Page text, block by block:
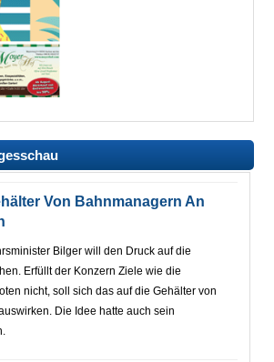
Von Bahnmanagern An
Bilger will den Druck auf die
Erfüllt der Konzern Ziele wie die
nicht, soll sich das auf die Gehälter von
Die Idee hatte auch sein